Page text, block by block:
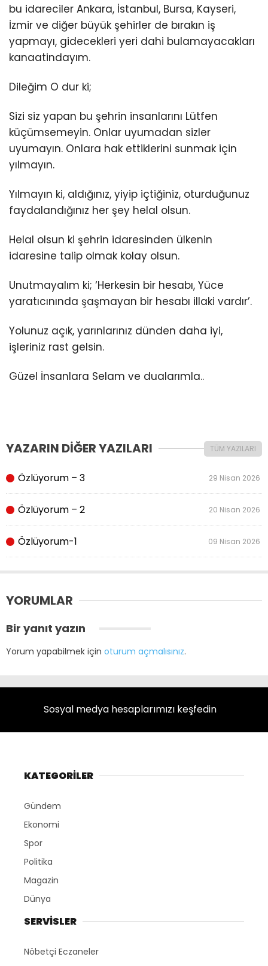
bu idareciler Ankara, İstanbul, Bursa, Kayseri,
İzmir ve diğer büyük şehirler de bırakın iş
yapmayı, gidecekleri yeri dahi bulamayacakları
kanaatindayım.
Dileğim O dur ki;
Sizi siz yapan bu şehrin insanlarını Lütfen
küçümsemeyin. Onlar uyumadan sizler
uyumayın. Onlara hak ettiklerini sunmak için
yılmayın.
Yılmayın ki, aldığınız, yiyip içtiğiniz, oturduğunuz
faydalandığınız her şey helal olsun.
Helal olsun ki şehrin idaresinden ülkenin
idaresine talip olmak kolay olsun.
Unutmayalım ki; ‘Herkesin bir hesabı, Yüce
yaratıcınında şaşmayan bir hesabı illaki vardır’.
Yolunuz açık, yarınlarınız dünden daha iyi,
işleriniz rast gelsin.
Güzel İnsanlara Selam ve dualarımla..
YAZARIN DİĞER YAZILARI TÜM YAZILARI
Özlüyorum – 3 29 Nisan 2026
Özlüyorum – 2 20 Nisan 2026
Özlüyorum-1 09 Nisan 2026
YORUMLAR
Bir yanıt yazın
Yorum yapabilmek için oturum açmalısınız.
Sosyal medya hesaplarımızı keşfedin
KATEGORİLER
Gündem
Ekonomi
Spor
Politika
Magazin
Dünya
SERVİSLER
Nöbetçi Eczaneler